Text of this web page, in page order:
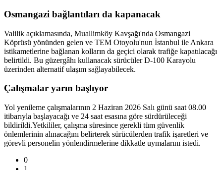
Osmangazi bağlantıları da kapanacak
Valilik açıklamasında, Muallimköy Kavşağı'nda Osmangazi
Köprüsü yönünden gelen ve TEM Otoyolu'nun İstanbul ile Ankara
istikametlerine bağlanan kolların da geçici olarak trafiğe kapatılacağı
belirtildi. Bu güzergâhı kullanacak sürücüler D-100 Karayolu
üzerinden alternatif ulaşım sağlayabilecek.
Çalışmalar yarın başlıyor
Yol yenileme çalışmalarının 2 Haziran 2026 Salı günü saat 08.00
itibarıyla başlayacağı ve 24 saat esasına göre sürdürüleceği
bildirildi.Yetkililer, çalışma süresince gerekli tüm güvenlik
önlemlerinin alınacağını belirterek sürücülerden trafik işaretleri ve
görevli personelin yönlendirmelerine dikkatle uymalarını istedi.
0